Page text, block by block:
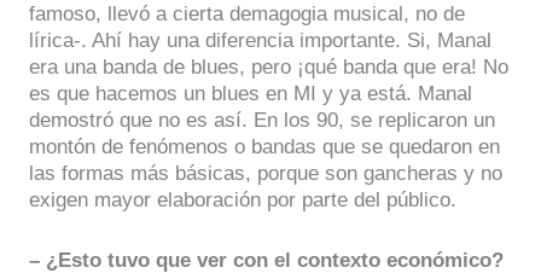
famoso, llevó a cierta demagogia musical, no de
lírica-. Ahí hay una diferencia importante. Si, Manal
era una banda de blues, pero ¡qué banda que era! No
es que hacemos un blues en MI y ya está. Manal
demostró que no es así. En los 90, se replicaron un
montón de fenómenos o bandas que se quedaron en
las formas más básicas, porque son gancheras y no
exigen mayor elaboración por parte del público.
– ¿Esto tuvo que ver con el contexto económico?